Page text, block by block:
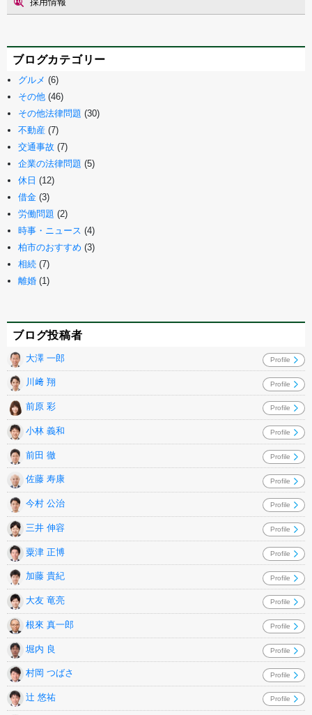
ブログカテゴリー
グルメ (6)
その他 (46)
その他法律問題 (30)
不動産 (7)
交通事故 (7)
企業の法律問題 (5)
休日 (12)
借金 (3)
労働問題 (2)
時事・ニュース (4)
柏市のおすすめ (3)
相続 (7)
離婚 (1)
ブログ投稿者
大澤 一郎 Profile
川﨑 翔 Profile
前原 彩 Profile
小林 義和 Profile
前田 徹 Profile
佐藤 寿康 Profile
今村 公治 Profile
三井 伸容 Profile
粟津 正博 Profile
加藤 貴紀 Profile
大友 竜亮 Profile
根來 真一郎 Profile
堀内 良 Profile
村岡 つばさ Profile
辻 悠祐 Profile